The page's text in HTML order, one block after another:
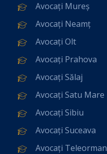
Avocați Mureș
Avocați Neamț
Avocați Olt
Avocați Prahova
Avocați Sălaj
Avocați Satu Mare
Avocați Sibiu
Avocați Suceava
Avocați Teleorman